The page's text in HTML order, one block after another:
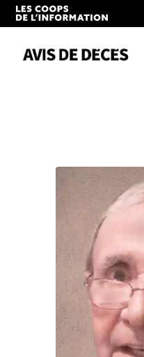
Date
Avis de décès
Anniversaires
Remerciements
Le Soleil
Le Droit
La Tribune
Le Nouvelliste
Le Quotidien
La Voix de l'Est